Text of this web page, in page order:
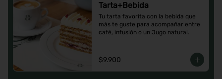
Tarta+Bebida
Tu tarta favorita con la bebida que
más te guste para acompañar entre
café, infusión o un Jugo natural.
$9.900